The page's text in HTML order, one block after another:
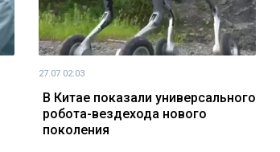
27.07 02:03
В Китае показали универсального
робота-вездехода нового
поколения